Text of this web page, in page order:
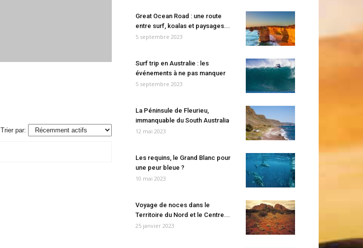
Trier par:
Great Ocean Road : une route
entre surf, koalas et paysages...
5 septembre 2023
Surf trip en Australie : les
événements à ne pas manquer
5 septembre 2023
La Péninsule de Fleurieu,
immanquable du South Australia
12 mai 2023
Les requins, le Grand Blanc pour
une peur bleue ?
10 mai 2023
Voyage de noces dans le
Territoire du Nord et le Centre...
25 janvier 2023